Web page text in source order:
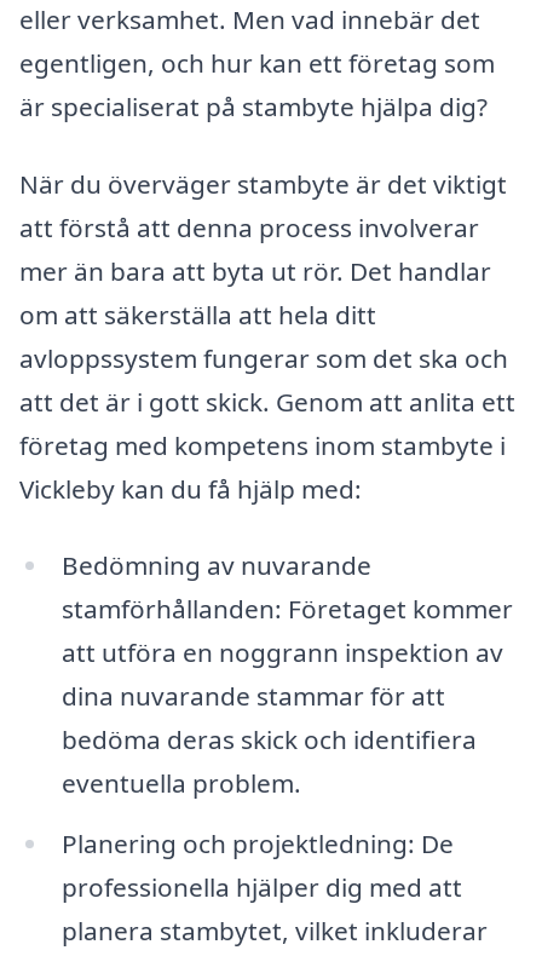
eller verksamhet. Men vad innebär det
egentligen, och hur kan ett företag som
är specialiserat på stambyte hjälpa dig?
När du överväger stambyte är det viktigt
att förstå att denna process involverar
mer än bara att byta ut rör. Det handlar
om att säkerställa att hela ditt
avloppssystem fungerar som det ska och
att det är i gott skick. Genom att anlita ett
företag med kompetens inom stambyte i
Vickleby kan du få hjälp med:
Bedömning av nuvarande
stamförhållanden: Företaget kommer
att utföra en noggrann inspektion av
dina nuvarande stammar för att
bedöma deras skick och identifiera
eventuella problem.
Planering och projektledning: De
professionella hjälper dig med att
planera stambytet, vilket inkluderar